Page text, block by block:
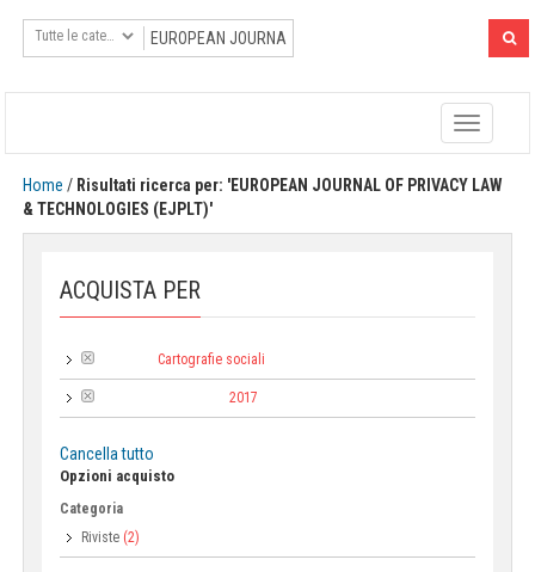
Toggle
navigation
Home / Risultati ricerca per: 'EUROPEAN JOURNAL OF PRIVACY LAW
& TECHNOLOGIES (EJPLT)'
ACQUISTA PER
Cartografie sociali
2017
Cancella tutto
Opzioni acquisto
Categoria
Riviste (2)